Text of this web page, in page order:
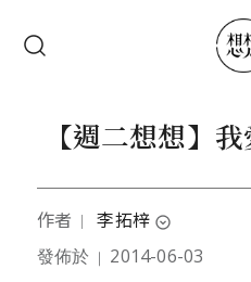
【週二想想】
作者 ｜ 李拓梓 expand_circle_down
本文作者被學術界認為是政
發佈於 ｜ 2014-06-03